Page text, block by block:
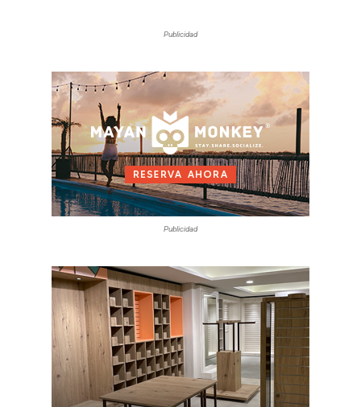
Publicidad
Publicidad